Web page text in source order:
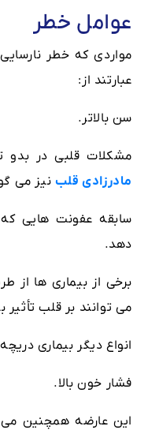
عوامل خطر
مواردی که خطر
عبارتند از:
سن بالاتر.
مشکلات قلبی در بدو
مادرزادی قلب نیز می
سابقه عفونت هایی که
دهد.
برخی از بیماری ها از
می توانند بر قلب تأثیر
انواع دیگر بیماری
فشار خون بالا.
این عارضه همچنین